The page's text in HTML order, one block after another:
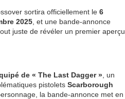
sortira officiellement le 6
2025, et une bande-annonce
juste de révéler un premier aperçu
de « The Last Dagger » , un
pistolets Scarborough
la bande-annonce met en